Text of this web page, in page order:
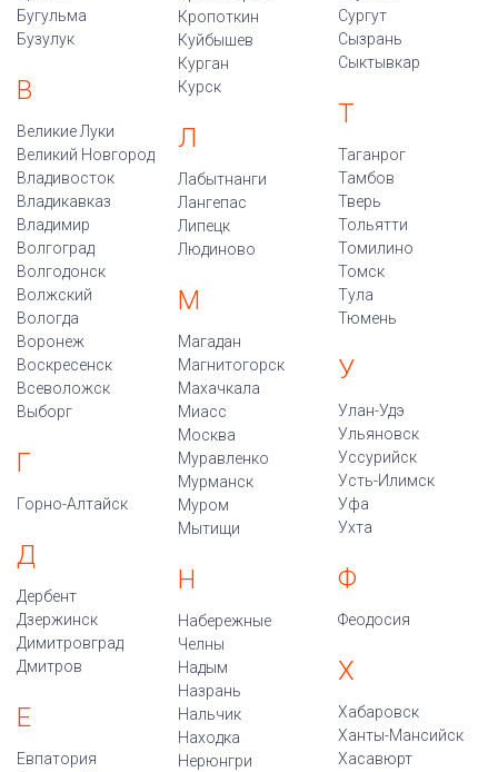
Бугульма
Бузулук
В
Великие Луки
Великий Новгород
Владивосток
Владикавказ
Владимир
Волгоград
Волгодонск
Волжский
Вологда
Воронеж
Воскресенск
Всеволожск
Выборг
Г
Горно-Алтайск
Д
Дербент
Дзержинск
Димитровград
Дмитров
Е
Евпатория
Кропоткин
Куйбышев
Курган
Курск
Л
Лабытнанги
Лангепас
Липецк
Людиново
М
Магадан
Магнитогорск
Махачкала
Миасс
Москва
Муравленко
Мурманск
Муром
Мытищи
Н
Набережные
Челны
Надым
Назрань
Нальчик
Находка
Нерюнгри
Сургут
Сызрань
Сыктывкар
Т
Таганрог
Тамбов
Тверь
Тольятти
Томилино
Томск
Тула
Тюмень
У
Улан-Удэ
Ульяновск
Уссурийск
Усть-Илимск
Уфа
Ухта
Ф
Феодосия
Х
Хабаровск
Ханты-Мансийск
Хасавюрт